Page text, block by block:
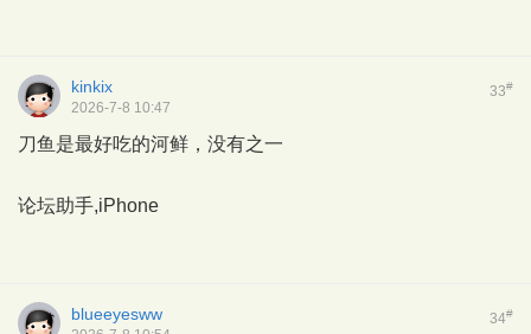
33#
kinkix
2026-7-8 10:47
刀鱼是最好吃的河鲜，没有之一
论坛助手,iPhone
34#
blueeyesww